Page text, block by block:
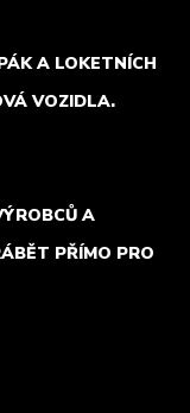
A LOKETNÍCH
VOZIDLA.
A
PŘÍMO PRO